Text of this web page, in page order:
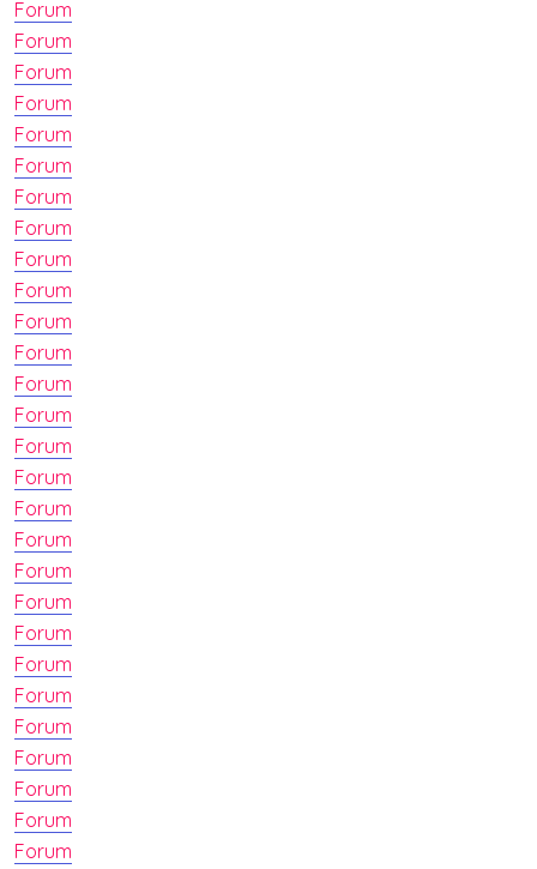
Forum
Forum
Forum
Forum
Forum
Forum
Forum
Forum
Forum
Forum
Forum
Forum
Forum
Forum
Forum
Forum
Forum
Forum
Forum
Forum
Forum
Forum
Forum
Forum
Forum
Forum
Forum
Forum